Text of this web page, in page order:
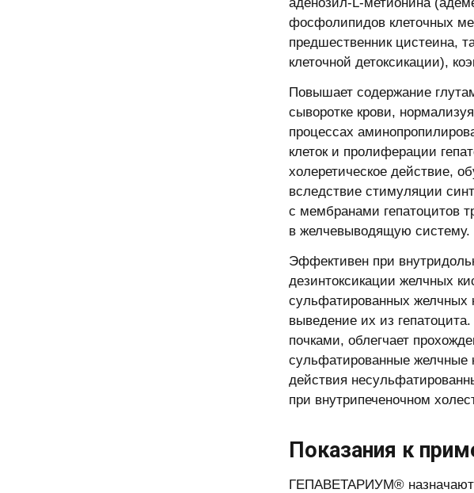
фосфолипидов клеточных
предшественник цистеина,
клеточной детоксикации),
Повышает содержание
сыворотке крови,
процессах
клеток и пролиферации
холеретическое действие,
вследствие стимуляции
с мембранами гепатоцитов
в желчевыводящую систему.
Эффективен при
дезинтоксикации желчных
сульфатированных желчных
выведение их из
почками, облегчает
сульфатированные желчные
действия
при внутрипеченочном
Показания к
ГЕПАВЕТАРИУМ® назначают